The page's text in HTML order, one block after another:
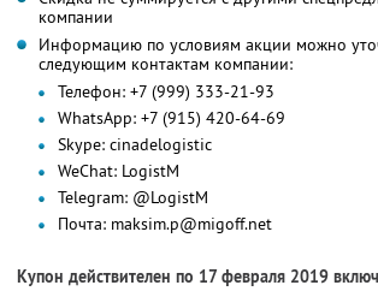
компании
Информацию по условиям акции можно
следующим контактам компании:
Телефон: +7 (999) 333-21-93
WhatsApp: +7 (915) 420-64-69
Skype: cinadelogistic
WeChat: LogistM
Telegram: @LogistM
Почта: maksim.p@migoff.net
Купон действителен по 17 февраля 2019